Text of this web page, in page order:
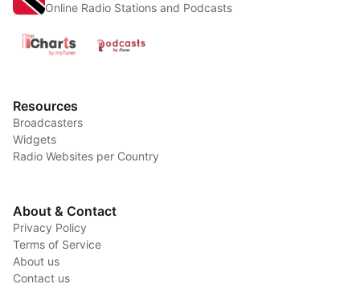
Online Radio Stations and Podcasts
Resources
Broadcasters
Widgets
Radio Websites per Country
About & Contact
Privacy Policy
Terms of Service
About us
Contact us